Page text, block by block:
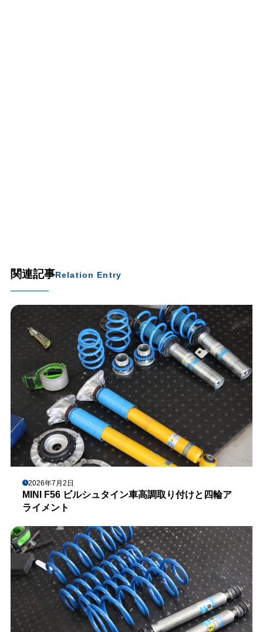
関連記事Relation Entry
2026年7月2日
MINI F56 ビルシュタイン車高調取り付けと四輪ア
ライメント